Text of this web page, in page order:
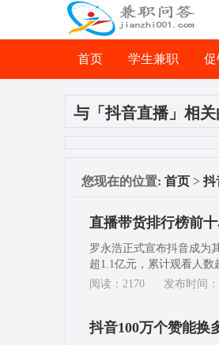
首页 学生兼职 促
司机兼职 网络兼职
与「抖音直播」相
您现在的位置: 首页 > 抖
直播带货排行榜前
罗永浩正式宣布抖音成为
超1.1亿元，累计观看人数
阅读：2170
发布时间
抖音100万个赞能换